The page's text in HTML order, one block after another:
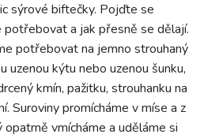
sýrové biftečky. Pojďte se
potřebovat a jak přesně se dělají.
potřebovat na jemno strouhaný
uzenou kýtu nebo uzenou šunku,
kmín, pažitku, strouhanku na
Suroviny promícháme v míse a z
vmícháme a uděláme si